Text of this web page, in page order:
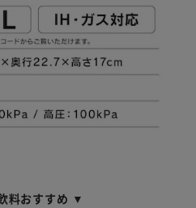
料おすすめ ▼